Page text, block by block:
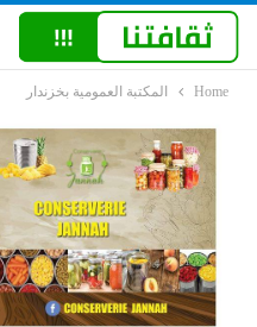
Home المكتبة العمومية بخزندار